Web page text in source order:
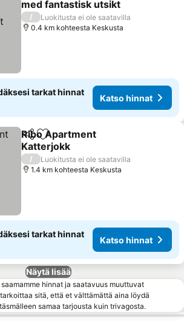
med fantastisk utsikt
Katso hinnat
/
Luokitusta ei ole saatavilla
0.4 km kohteesta Keskusta
tarkat hinnat
Katso hinnat
Jaa Lisää suosikkeihin
Ribo Apartment
Katterjokk
Katso hinnat
/
Luokitusta ei ole saatavilla
1.4 km kohteesta Keskusta
tarkat hinnat
Katso hinnat
Näytä lisää
hinnat ja saatavuus muuttuvat
sitä, että et välttämättä aina löydä
samaa tarjousta kuin trivagosta.